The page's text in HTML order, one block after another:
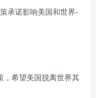
，希望美国脱离世界其